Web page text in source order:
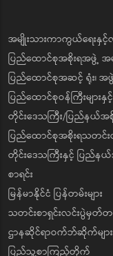
အမျိုးသားကာကွယ်ရေးနှင့်
ပြည်ထောင်စုအစိုးရအဖွဲ့ အ
ပြည်ထောင်စုအဆင့် ရုံး၊ အ
ပြည်ထောင်စုဝန်ကြီးများနှ
တိုင်းဒေသကြီး/ပြည်နယ်အ
ပြည်ထောင်စုအစိုးရသတင်
တိုင်းဒေသကြီးနှင့် ပြည်နယ်
စာရင်း
မြန်မာနိုင်ငံ ပြန်တမ်းများ
သတင်းစာရှင်းလင်းပွဲမှတ်တမ်
ဌာနဆိုင်ရာဝက်ဘ်ဆိုက်များ
ပြည်သူ့စာကြည့်တိုက်